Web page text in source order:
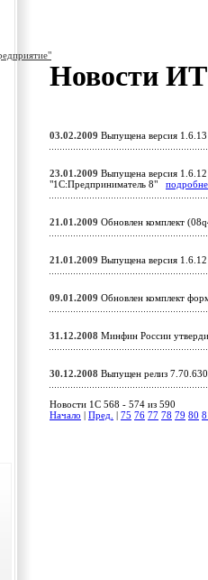
Новости
03.02.2009 Выпущена версия
23.01.2009 Выпущена версия
"1С:Предприниматель 8"
21.01.2009 Обновлен комплект
21.01.2009 Выпущена версия
09.01.2009 Обновлен комплект
31.12.2008 Минфин России
30.12.2008 Выпущен релиз
Новости 1C 568 - 574 из 590
Начало
Пред. 75 76 77 78 79 80